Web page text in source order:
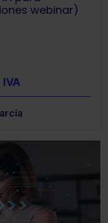
webinar)
IVA